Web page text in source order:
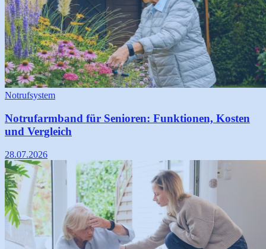
Notrufsystem
Notrufarmband für Senioren: Funktionen, Kosten
und Vergleich
28.07.2026